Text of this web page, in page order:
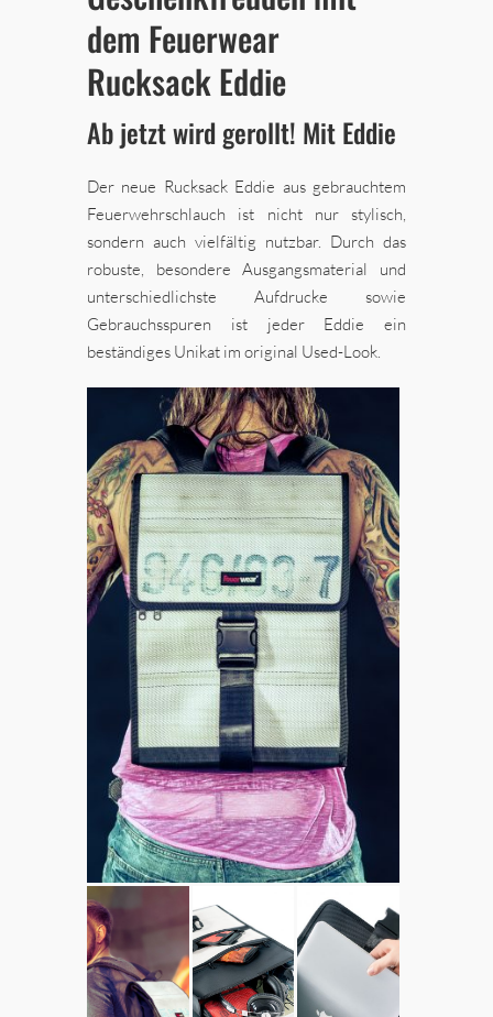
dem Feuerwear
Rucksack Eddie
Ab jetzt wird gerollt! Mit Eddie
Der neue Rucksack Eddie aus gebrauchtem
Feuerwehrschlauch ist nicht nur stylisch,
sondern auch vielfältig nutzbar. Durch das
robuste, besondere Ausgangsmaterial und
unterschiedlichste Aufdrucke sowie
Gebrauchsspuren ist jeder Eddie ein
beständiges Unikat im original Used-Look.